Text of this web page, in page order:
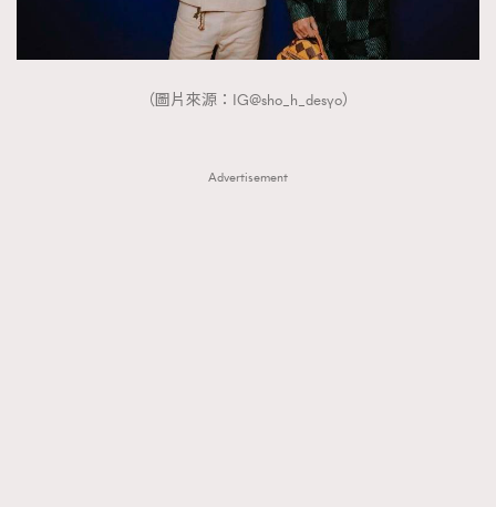
（圖片來源：IG@sho_h_desyo）
Advertisement